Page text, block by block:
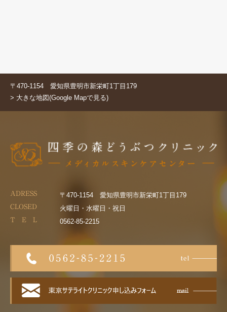
〒470-1154 愛知県豊明市新栄町1丁目179
> 大きな地図(Google Mapで見る)
ADRESS 〒470-1154 愛知県豊明市新栄町1丁目179
CLOSED 火曜日・水曜日・祝日
T E L 0562-85-2215